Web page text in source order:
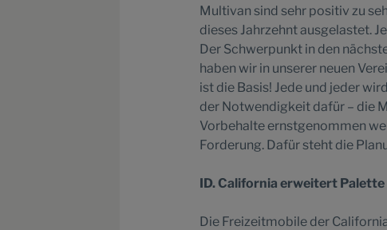
Multivan sind sehr positiv zu
dieses Jahrzehnt ausgelastet.
Der Schwerpunkt in den
haben wir in unserer neuen
ist die Basis! Jede und jeder
der Notwendigkeit dafür – die
Vorbehalte ernstgenommen
Forderung. Dafür steht die
ID. California erweitert
Die Freizeitmobile der